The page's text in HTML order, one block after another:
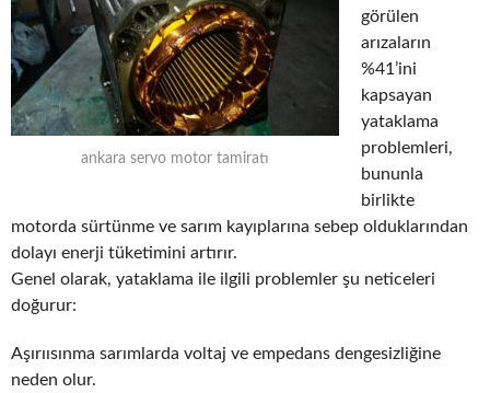
ankara servo motor tamiratı
görülen
arızaların
%41’ini
kapsayan
yataklama
problemleri,
bununla
birlikte
motorda sürtünme ve sarım kayıplarına sebep olduklarından
dolayı enerji tüketimini artırır.
Genel olarak, yataklama ile ilgili problemler şu neticeleri
doğurur:
Aşırıısınma sarımlarda voltaj ve empedans dengesizliğine
neden olur.